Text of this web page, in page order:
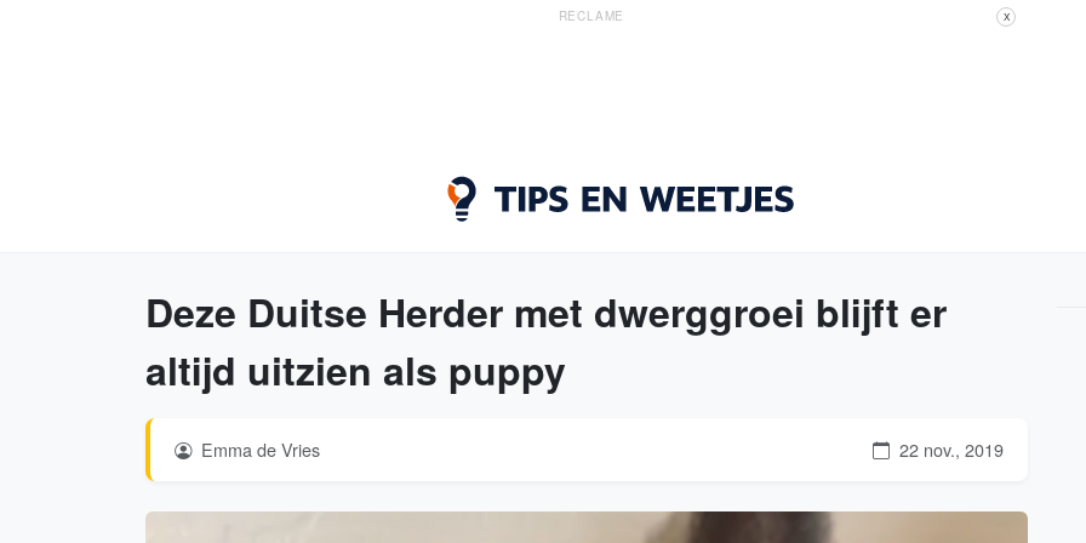
RECLAME X
Deze Duitse Herder met dwerggroei blijft er
altijd uitzien als puppy
Emma de Vries 22 nov., 2019